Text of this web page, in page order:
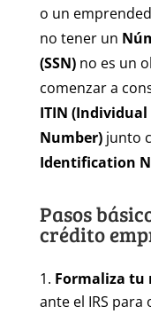
o un
no tener un
(SSN)no es un
comenzar a
ITIN
Number)junto
Identification
Pasos
crédito
Formaliza tu
ante el IRS